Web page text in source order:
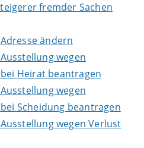
fremder Sachen
ändern
wegen
Heirat beantragen
wegen
Scheidung beantragen
wegen Verlust